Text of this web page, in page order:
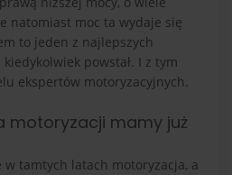
natomiast moc ta wydaje się
to jeden z najlepszych
powstał. I z tym
ekspertów motoryzacyjnych.
motoryzacji mamy już
w tamtych latach motoryzacja, a